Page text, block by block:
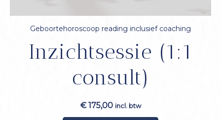
Geboortehoroscoop reading inclusief coaching
Inzichtsessie (1:1
consult)
€175,00 incl. btw